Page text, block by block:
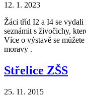
12. 1. 2023
Žáci tříd I2 a I4 se vydali
seznámit s živočichy,
Více o výstavě se
moravy .
Střelice ZŠS
25. 11. 2015